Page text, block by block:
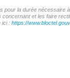
la durée nécessaire
et les faire
ici : https://